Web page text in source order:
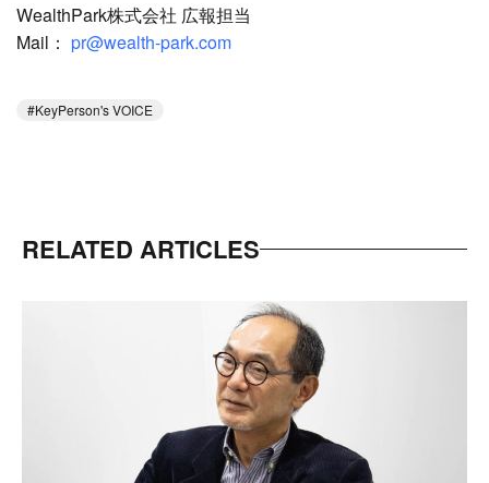
WealthPark株式会社 広報担当
Mail： pr@wealth-park.com
KeyPerson's VOICE
RELATED ARTICLES